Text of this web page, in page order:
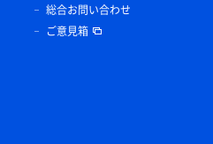
総合お問い合わせ
ご意見箱